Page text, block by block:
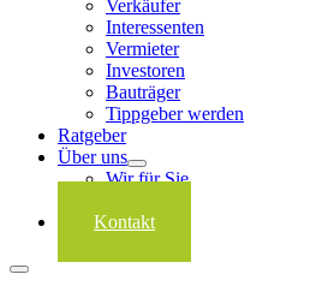
Verkäufer
Interessenten
Vermieter
Investoren
Bauträger
Tippgeber werden
Ratgeber
Über uns
Wir für Sie
Kontakt